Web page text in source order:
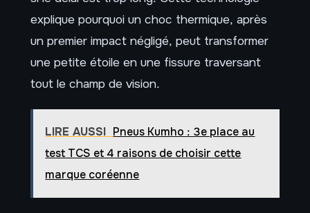
explique pourquoi un choc thermique, après
un premier impact négligé, peut transformer
une petite étoile en une fissure traversant
tout le champ de vision.
LIRE AUSSI Pneus Kumho : 3e place au
test TCS et 4 raisons de choisir cette
marque coréenne